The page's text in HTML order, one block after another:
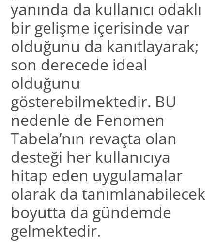
yanında da kullanıcı odaklı
bir gelişme içerisinde var
olduğunu da kanıtlayarak;
son derecede ideal
olduğunu
gösterebilmektedir. BU
nedenle de Fenomen
Tabela’nın revaçta olan
desteği her kullanıcıya
hitap eden uygulamalar
olarak da tanımlanabilecek
boyutta da gündemde
gelmektedir.